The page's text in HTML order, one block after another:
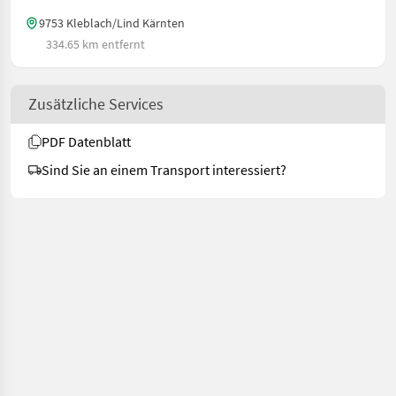
9753 Kleblach/Lind Kärnten
334.65 km entfernt
Zusätzliche Services
PDF Datenblatt
Sind Sie an einem Transport interessiert?